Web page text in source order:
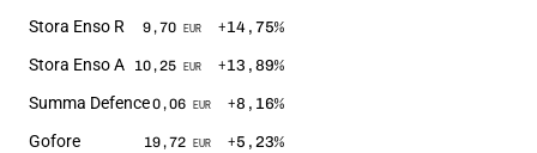
Stora Enso R 9,70 EUR +14,75%
Stora Enso A 10,25 EUR +13,89%
Summa Defence0,06 EUR +8,16%
Gofore 19,72 EUR +5,23%